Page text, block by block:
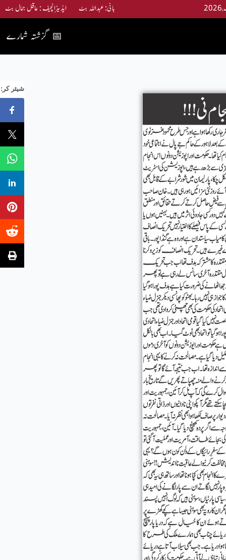
بانی: عبداللہ بٹ ایڈیٹرانچیف : عاقل جمال بٹ
گزشتہ شمارے 📅
:شیئر کر